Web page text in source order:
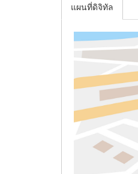
แผนที่ดิจิทัล